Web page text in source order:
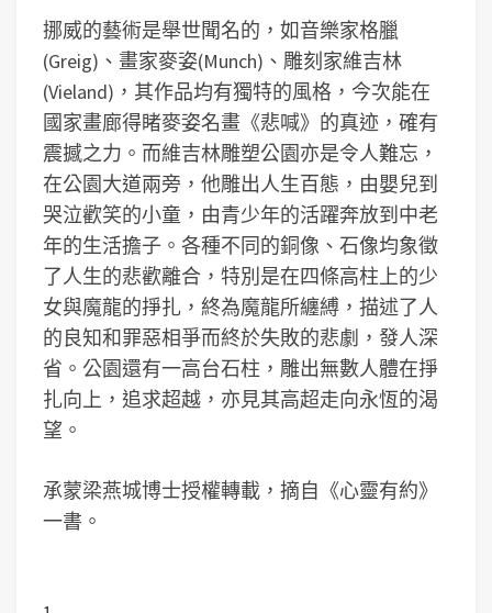
挪威的藝術是舉世聞名的，如音樂家格臘
(Greig)、畫家麥姿(Munch)、雕刻家維吉林
(Vieland)，其作品均有獨特的風格，今次能在
國家畫廊得睹麥姿名畫《悲喊》的真迹，確有
震撼之力。而維吉林雕塑公園亦是令人難忘，
在公園大道兩旁，他雕出人生百態，由嬰兒到
哭泣歡笑的小童，由青少年的活躍奔放到中老
年的生活擔子。各種不同的銅像、石像均象徵
了人生的悲歡離合，特別是在四條高柱上的少
女與魔龍的掙扎，終為魔龍所纏縛，描述了人
的良知和罪惡相爭而終於失敗的悲劇，發人深
省。公園還有一高台石柱，雕出無數人體在掙
扎向上，追求超越，亦見其高超走向永恆的渴
望。
承蒙梁燕城博士授權轉載，摘自《心靈有約》
一書。